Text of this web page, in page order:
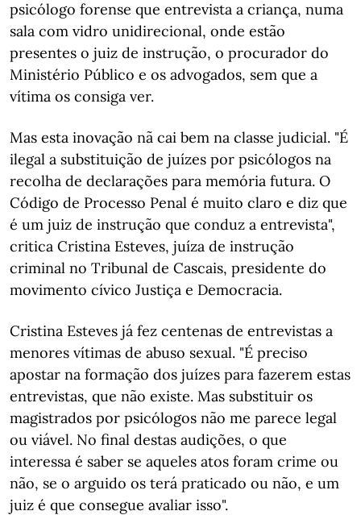
psicólogo forense que entrevista a criança, numa
sala com vidro unidirecional, onde estão
presentes o juiz de instrução, o procurador do
Ministério Público e os advogados, sem que a
vítima os consiga ver.
Mas esta inovação nã cai bem na classe judicial. "É
ilegal a substituição de juízes por psicólogos na
recolha de declarações para memória futura. O
Código de Processo Penal é muito claro e diz que
é um juiz de instrução que conduz a entrevista",
critica Cristina Esteves, juíza de instrução
criminal no Tribunal de Cascais, presidente do
movimento cívico Justiça e Democracia.
Cristina Esteves já fez centenas de entrevistas a
menores vítimas de abuso sexual. "É preciso
apostar na formação dos juízes para fazerem estas
entrevistas, que não existe. Mas substituir os
magistrados por psicólogos não me parece legal
ou viável. No final destas audições, o que
interessa é saber se aqueles atos foram crime ou
não, se o arguido os terá praticado ou não, e um
juiz é que consegue avaliar isso".